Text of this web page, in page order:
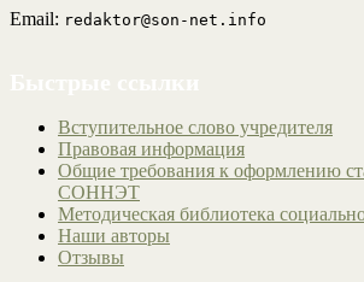
Email: redaktor@son-net.info
Вступительное слово учредителя
Правовая информация
Общие требования к оформлению
СОННЭТ
Методическая библиотека
Наши авторы
Отзывы